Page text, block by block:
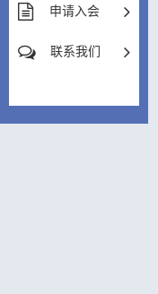
申请入会
联系我们